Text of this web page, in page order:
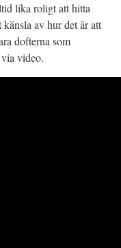
lika roligt att hitta
av hur det är att
dofterna som
video.